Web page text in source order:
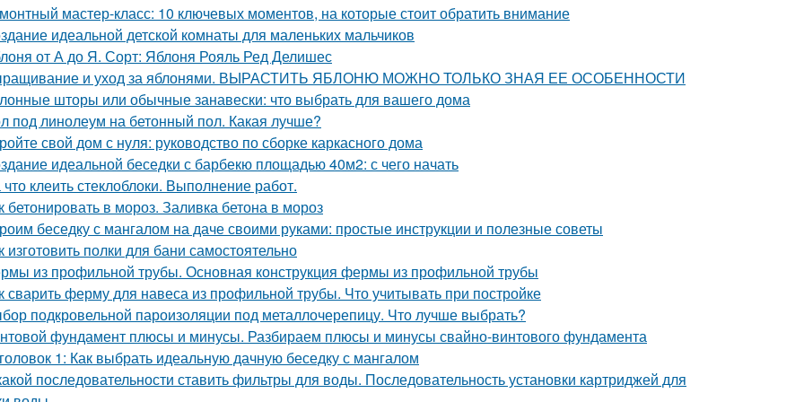
мастер-класс: 10 ключевых моментов, на которые стоит обратить внимание
идеальной детской комнаты для маленьких мальчиков
от А до Я. Сорт: Яблоня Рояль Ред Делишес
и уход за яблонями. ВЫРАСТИТЬ ЯБЛОНЮ МОЖНО ТОЛЬКО ЗНАЯ ЕЕ ОСОБЕННОСТИ
шторы или обычные занавески: что выбрать для вашего дома
под линолеум на бетонный пол. Какая лучше?
свой дом с нуля: руководство по сборке каркасного дома
идеальной беседки с барбекю площадью 40м2: с чего начать
клеить стеклоблоки. Выполнение работ.
бетонировать в мороз. Заливка бетона в мороз
беседку с мангалом на даче своими руками: простые инструкции и полезные советы
изготовить полки для бани самостоятельно
из профильной трубы. Основная конструкция фермы из профильной трубы
сварить ферму для навеса из профильной трубы. Что учитывать при постройке
подкровельной пароизоляции под металлочерепицу. Что лучше выбрать?
фундамент плюсы и минусы. Разбираем плюсы и минусы свайно-винтового фундамента
1: Как выбрать идеальную дачную беседку с мангалом
последовательности ставить фильтры для воды. Последовательность установки картриджей для